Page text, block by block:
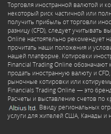
Торговля иностранной валютой и
некоторый риск частичной или
получить прибыль от торговли
разницу (CFD), следует учитывать
Online настоятельно рекомендует
прочитать наши положения и
нашей платформе. Котировки
Financial Trading Online
продать иностранную валюту и
рыночные котировки или
Financials Trading Online — это
Расчеты и выставление счетов по
Ввиду региональных
услуги для жителей США, Канады и